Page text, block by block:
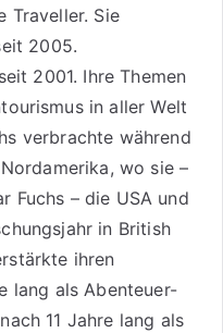
Traveller. Sie
2005.
2001. Ihre Themen
in aller Welt
verbrachte während
wo sie –
Fuchs – die USA und
in British
ihren
lang alsAbenteuer-
11 Jahre lang als